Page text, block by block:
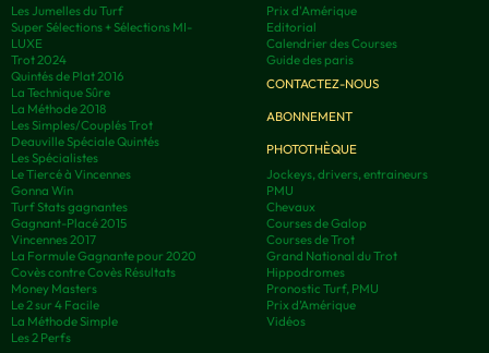
Les Jumelles du Turf
Super Sélections + Sélections MI-
LUXE
Trot 2024
Quintés de Plat 2016
La Technique Sûre
La Méthode 2018
Les Simples/Couplés Trot
Deauville Spéciale Quintés
Les Spécialistes
Le Tiercé à Vincennes
Gonna Win
Turf Stats gagnantes
Gagnant-Placé 2015
Vincennes 2017
La Formule Gagnante pour 2020
Covès contre Covès Résultats
Money Masters
Le 2 sur 4 Facile
La Méthode Simple
Les 2 Perfs
Prix d'Amérique
Editorial
Calendrier des Courses
Guide des paris
CONTACTEZ-NOUS
ABONNEMENT
PHOTOTHÈQUE
Jockeys, drivers, entraineurs
PMU
Chevaux
Courses de Galop
Courses de Trot
Grand National du Trot
Hippodromes
Pronostic Turf, PMU
Prix d’Amérique
Vidéos